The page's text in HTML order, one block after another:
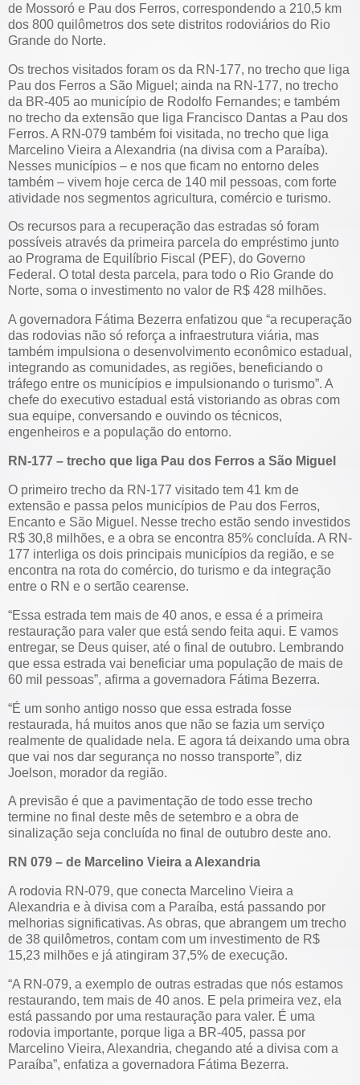
de Mossoró e Pau dos Ferros, correspondendo a 210,5 km
dos 800 quilômetros dos sete distritos rodoviários do Rio
Grande do Norte.
Os trechos visitados foram os da RN-177, no trecho que liga
Pau dos Ferros a São Miguel; ainda na RN-177, no trecho
da BR-405 ao município de Rodolfo Fernandes; e também
no trecho da extensão que liga Francisco Dantas a Pau dos
Ferros. A RN-079 também foi visitada, no trecho que liga
Marcelino Vieira a Alexandria (na divisa com a Paraíba).
Nesses municípios – e nos que ficam no entorno deles
também – vivem hoje cerca de 140 mil pessoas, com forte
atividade nos segmentos agricultura, comércio e turismo.
Os recursos para a recuperação das estradas só foram
possíveis através da primeira parcela do empréstimo junto
ao Programa de Equilíbrio Fiscal (PEF), do Governo
Federal. O total desta parcela, para todo o Rio Grande do
Norte, soma o investimento no valor de R$ 428 milhões.
A governadora Fátima Bezerra enfatizou que “a recuperação
das rodovias não só reforça a infraestrutura viária, mas
também impulsiona o desenvolvimento econômico estadual,
integrando as comunidades, as regiões, beneficiando o
tráfego entre os municípios e impulsionando o turismo”. A
chefe do executivo estadual está vistoriando as obras com
sua equipe, conversando e ouvindo os técnicos,
engenheiros e a população do entorno.
RN-177 – trecho que liga Pau dos Ferros a São Miguel
O primeiro trecho da RN-177 visitado tem 41 km de
extensão e passa pelos municípios de Pau dos Ferros,
Encanto e São Miguel. Nesse trecho estão sendo investidos
R$ 30,8 milhões, e a obra se encontra 85% concluída. A RN-
177 interliga os dois principais municípios da região, e se
encontra na rota do comércio, do turismo e da integração
entre o RN e o sertão cearense.
“Essa estrada tem mais de 40 anos, e essa é a primeira
restauração para valer que está sendo feita aqui. E vamos
entregar, se Deus quiser, até o final de outubro. Lembrando
que essa estrada vai beneficiar uma população de mais de
60 mil pessoas”, afirma a governadora Fátima Bezerra.
“É um sonho antigo nosso que essa estrada fosse
restaurada, há muitos anos que não se fazia um serviço
realmente de qualidade nela. E agora tá deixando uma obra
que vai nos dar segurança no nosso transporte”, diz
Joelson, morador da região.
A previsão é que a pavimentação de todo esse trecho
termine no final deste mês de setembro e a obra de
sinalização seja concluída no final de outubro deste ano.
RN 079 – de Marcelino Vieira a Alexandria
A rodovia RN-079, que conecta Marcelino Vieira a
Alexandria e à divisa com a Paraíba, está passando por
melhorias significativas. As obras, que abrangem um trecho
de 38 quilômetros, contam com um investimento de R$
15,23 milhões e já atingiram 37,5% de execução.
“A RN-079, a exemplo de outras estradas que nós estamos
restaurando, tem mais de 40 anos. E pela primeira vez, ela
está passando por uma restauração para valer. É uma
rodovia importante, porque liga a BR-405, passa por
Marcelino Vieira, Alexandria, chegando até a divisa com a
Paraíba”, enfatiza a governadora Fátima Bezerra.